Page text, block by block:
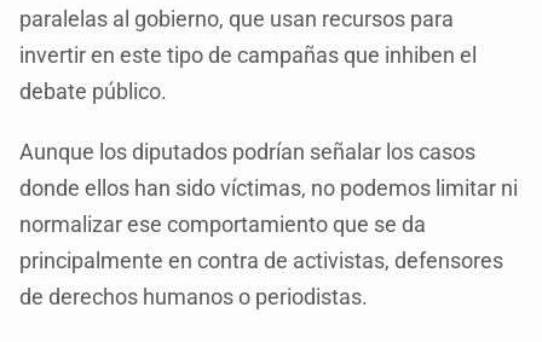
paralelas al gobierno, que usan recursos para
invertir en este tipo de campañas que inhiben el
debate público.
Aunque los diputados podrían señalar los casos
donde ellos han sido víctimas, no podemos limitar ni
normalizar ese comportamiento que se da
principalmente en contra de activistas, defensores
de derechos humanos o periodistas.